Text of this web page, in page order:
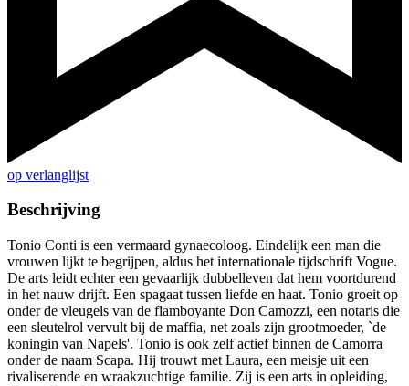
op verlanglijst
Beschrijving
Tonio Conti is een vermaard gynaecoloog. Eindelijk een man die
vrouwen lijkt te begrijpen, aldus het internationale tijdschrift Vogue.
De arts leidt echter een gevaarlijk dubbelleven dat hem voortdurend
in het nauw drijft. Een spagaat tussen liefde en haat. Tonio groeit op
onder de vleugels van de flamboyante Don Camozzi, een notaris die
een sleutelrol vervult bij de maffia, net zoals zijn grootmoeder, `de
koningin van Napels'. Tonio is ook zelf actief binnen de Camorra
onder de naam Scapa. Hij trouwt met Laura, een meisje uit een
rivaliserende en wraakzuchtige familie. Zij is een arts in opleiding,